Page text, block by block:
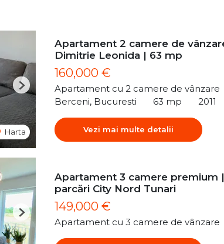
Harta
Next
Apartament 2 camere de
Dimitrie Leonida | 63 mp
160,000 €
Apartament cu 2 camere de vânzare
Berceni, Bucuresti
63 mp 2011
Vezi mai multe detalii
Next
Apartament 3 camere premium
parcări City Nord Tunari
149,000 €
Apartament cu 3 camere de vânzare